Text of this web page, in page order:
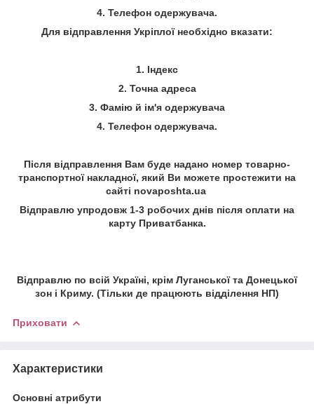
4. Телефон одержувача.
Для відправлення Укріплої необхідно вказати:
1. Індекс
2. Точна адреса
3. Фамію й ім'я одержувача
4. Телефон одержувача.
Після відправлення Вам буде надано номер товарно-
транспортної накладної, який Ви можете простежити на
сайті novaposhta.ua
Відправлю упродовж 1-3 робочих днів після оплати на
карту Приватбанка.
Відправлю по всій Україні, крім Луганської та Донецької
зон і Криму. (Тільки де працюють відділення НП)
Приховати
Характеристики
Основні атрибути